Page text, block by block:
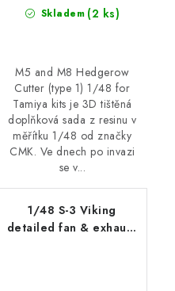
Skladem (2 ks)
M5 and M8 Hedgerow
Cutter (type 1) 1/48 for
Tamiya kits je 3D tištěná
doplňková sada z resinu v
měřítku 1/48 od značky
CMK. Ve dnech po invazi
se v...
1/48 S-3 Viking
detailed fan & exhaust